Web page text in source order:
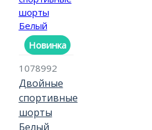
Новинка
1078992
Двойные
спортивные
шорты
Белый